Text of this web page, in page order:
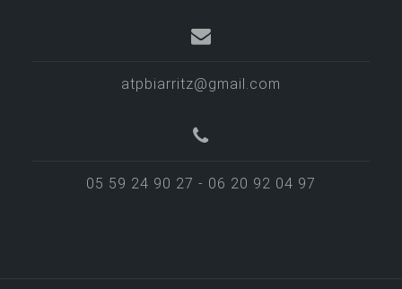
atpbiarritz@gmail.com
05 59 24 90 27 - 06 20 92 04 97